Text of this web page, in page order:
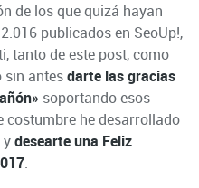
de los que quizá hayan
publicados en SeoUp!,
tanto de este post, como
sin antesdarte las gracias
soportando esos
costumbre he desarrollado
ydesearte una Feliz
.